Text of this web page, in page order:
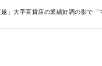
越」大手百貨店の業績好調の影で